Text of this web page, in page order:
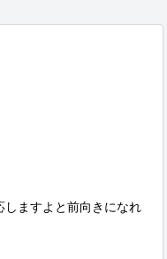
ますよと前向きになれ